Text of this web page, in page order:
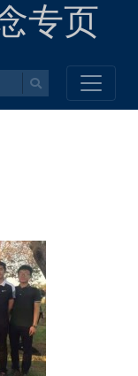
专页